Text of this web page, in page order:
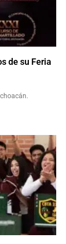
de su Feria